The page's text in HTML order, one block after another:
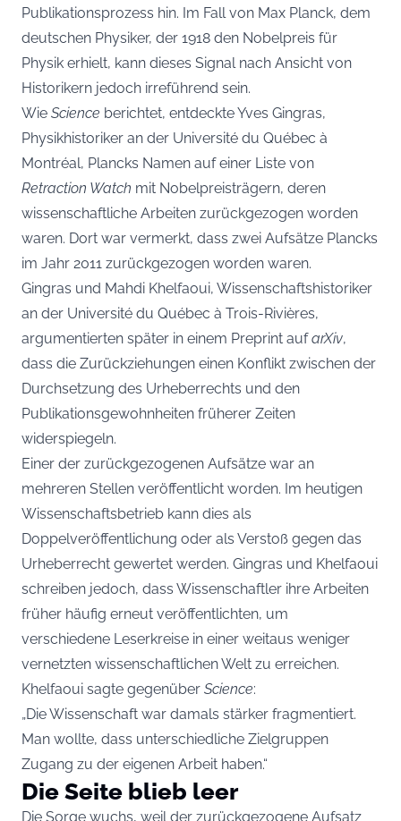
Publikationsprozess hin. Im Fall von Max Planck, dem
deutschen Physiker, der 1918 den Nobelpreis für
Physik erhielt, kann dieses Signal nach Ansicht von
Historikern jedoch irreführend sein.
Wie Science berichtet, entdeckte Yves Gingras,
Physikhistoriker an der Université du Québec à
Montréal, Plancks Namen auf einer Liste von
Retraction Watch mit Nobelpreisträgern, deren
wissenschaftliche Arbeiten zurückgezogen worden
waren. Dort war vermerkt, dass zwei Aufsätze Plancks
im Jahr 2011 zurückgezogen worden waren.
Gingras und Mahdi Khelfaoui, Wissenschaftshistoriker
an der Université du Québec à Trois-Rivières,
argumentierten später in einem Preprint aufarXiv,
dass die Zurückziehungen einen Konflikt zwischen der
Durchsetzung des Urheberrechts und den
Publikationsgewohnheiten früherer Zeiten
widerspiegeln.
Einer der zurückgezogenen Aufsätze war an
mehreren Stellen veröffentlicht worden. Im heutigen
Wissenschaftsbetrieb kann dies als
Doppelveröffentlichung oder als Verstoß gegen das
Urheberrecht gewertet werden. Gingras und Khelfaoui
schreiben jedoch, dass Wissenschaftler ihre Arbeiten
früher häufig erneut veröffentlichten, um
verschiedene Leserkreise in einer weitaus weniger
vernetzten wissenschaftlichen Welt zu erreichen.
Khelfaoui sagte gegenüber Science:
„Die Wissenschaft war damals stärker fragmentiert.
Man wollte, dass unterschiedliche Zielgruppen
Zugang zu der eigenen Arbeit haben.“
Die Seite blieb leer
Die Sorge wuchs, weil der zurückgezogene Aufsatz